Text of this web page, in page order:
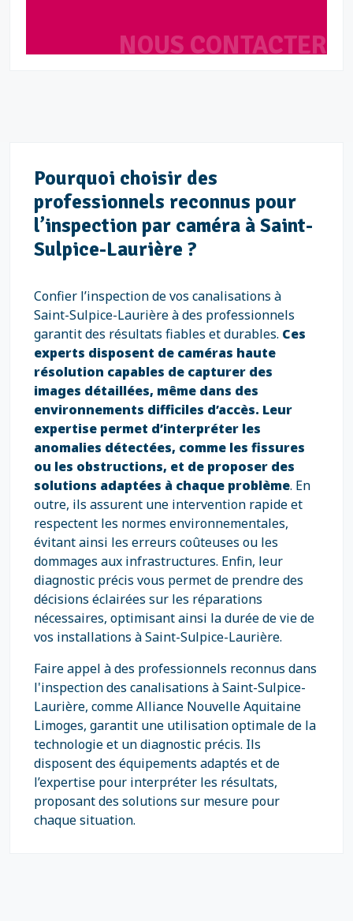
NOUS CONTACTER
Pourquoi choisir des
professionnels reconnus pour
l’inspection par caméra à Saint-
Sulpice-Laurière ?
Confier l’inspection de vos canalisations à
Saint-Sulpice-Laurière à des professionnels
garantit des résultats fiables et durables. Ces
experts disposent de caméras haute
résolution capables de capturer des
images détaillées, même dans des
environnements difficiles d’accès. Leur
expertise permet d’interpréter les
anomalies détectées, comme les fissures
ou les obstructions, et de proposer des
solutions adaptées à chaque problème. En
outre, ils assurent une intervention rapide et
respectent les normes environnementales,
évitant ainsi les erreurs coûteuses ou les
dommages aux infrastructures. Enfin, leur
diagnostic précis vous permet de prendre des
décisions éclairées sur les réparations
nécessaires, optimisant ainsi la durée de vie de
vos installations à Saint-Sulpice-Laurière.
Faire appel à des professionnels reconnus dans
l'inspection des canalisations à Saint-Sulpice-
Laurière, comme Alliance Nouvelle Aquitaine
Limoges, garantit une utilisation optimale de la
technologie et un diagnostic précis. Ils
disposent des équipements adaptés et de
l’expertise pour interpréter les résultats,
proposant des solutions sur mesure pour
chaque situation.